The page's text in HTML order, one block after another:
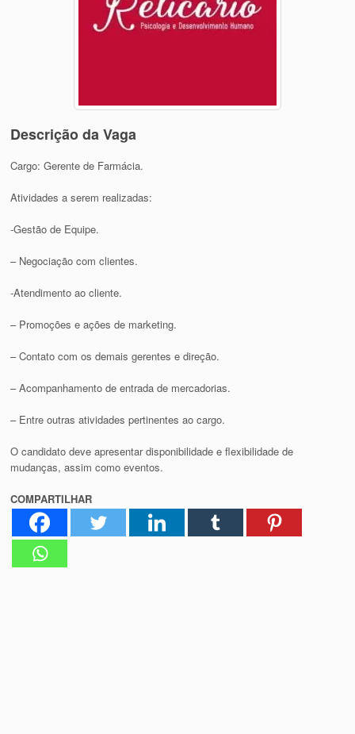
Descrição da Vaga
Cargo: Gerente de Farmácia.
Atividades a serem realizadas:
-Gestão de Equipe.
– Negociação com clientes.
-Atendimento ao cliente.
– Promoções e ações de marketing.
– Contato com os demais gerentes e direção.
– Acompanhamento de entrada de mercadorias.
– Entre outras atividades pertinentes ao cargo.
O candidato deve apresentar disponibilidade e flexibilidade de
mudanças, assim como eventos.
COMPARTILHAR